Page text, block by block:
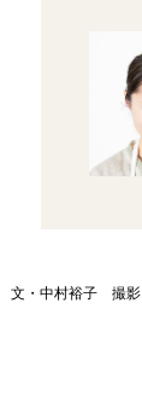
文・中村裕子 撮影